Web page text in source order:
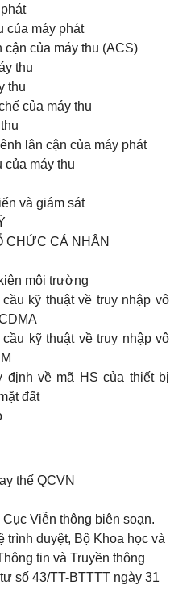
của máy phát
của máy thu (ACS)
thu
thu
của máy thu
lân cận của máy phát
của máy thu
và giám sát
CHỨC CÁ NHÂN
môi trường
kỹ thuật về truy nhập vô
kỹ thuật về truy nhập vô
định về mã HS của thiết bị
đất
thế QCVN
Viễn thông biên soạn.
trình duyệt, Bộ Khoa học và
tin và Truyền thông
số 43/TT-BTTTT ngày 31